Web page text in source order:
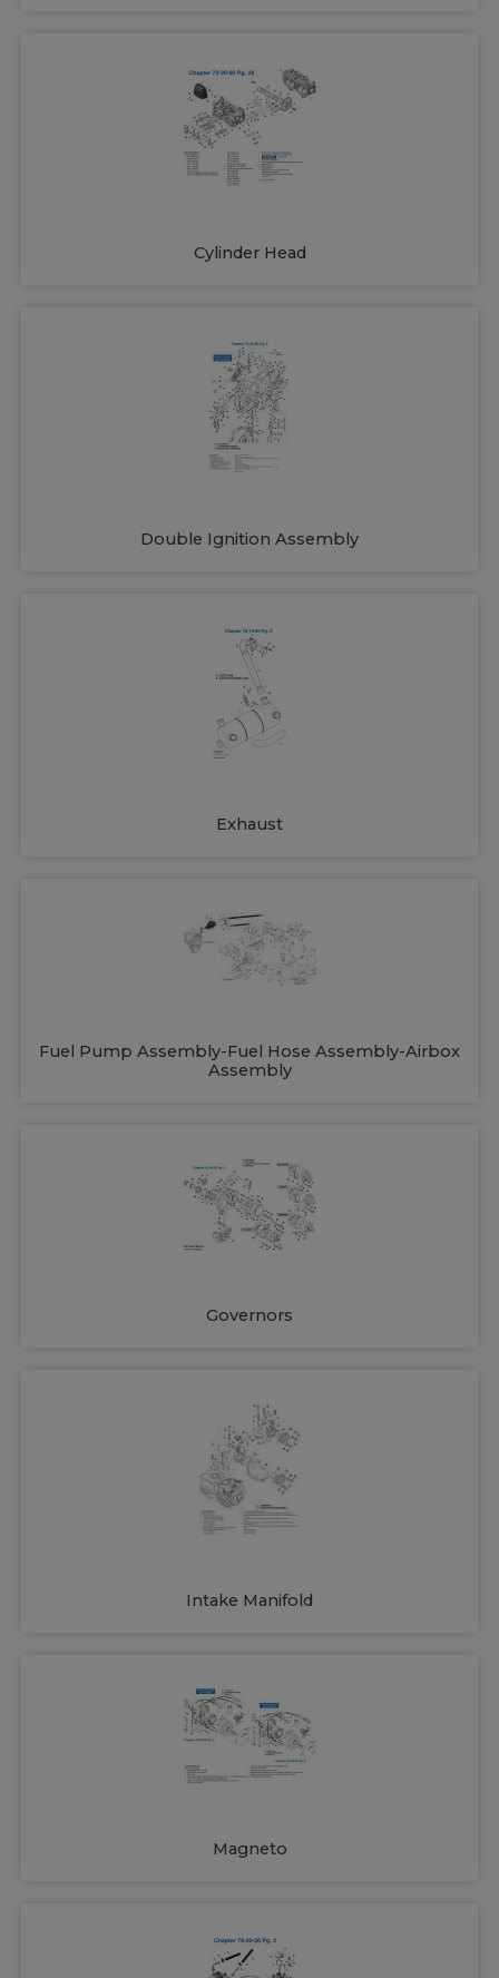
Cylinder Head
Double Ignition Assembly
Exhaust
Fuel Pump Assembly-Fuel Hose Assembly-Airbox
Assembly
Governors
Intake Manifold
Magneto